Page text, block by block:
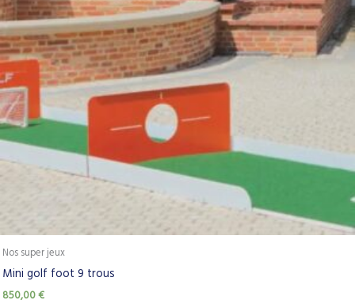
Nos super jeux
Mini golf foot 9 trous
850,00€